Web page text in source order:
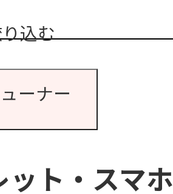
込む
ーナー
ット・スマ